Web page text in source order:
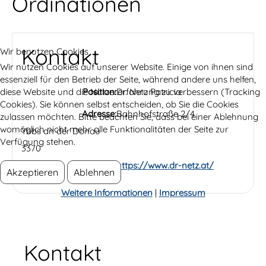
Kontakt
Position:Dr. Netz Patricia
Adresse:Bahnhofstraße 2/4
Ybbs an der Donau
3370
https://www.dr-netz.at/
Kontakt
Wir benutzen Cookies
Wir nutzen Cookies auf unserer Website. Einige von ihnen sind
essenziell für den Betrieb der Seite, während andere uns helfen,
diese Website und die Nutzererfahrung zu verbessern (Tracking
Cookies). Sie können selbst entscheiden, ob Sie die Cookies
zulassen möchten. Bitte beachten Sie, dass bei einer Ablehnung
womöglich nicht mehr alle Funktionalitäten der Seite zur
Verfügung stehen.
Akzeptieren Ablehnen
Weitere Informationen|Impressum